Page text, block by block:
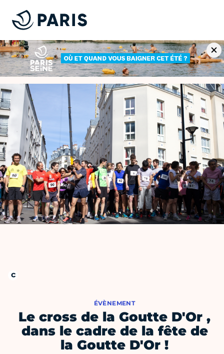
ÉVÈNEMENT
Le cross de la Goutte D'Or ,
dans le cadre de la fête de
la Goutte D'Or !